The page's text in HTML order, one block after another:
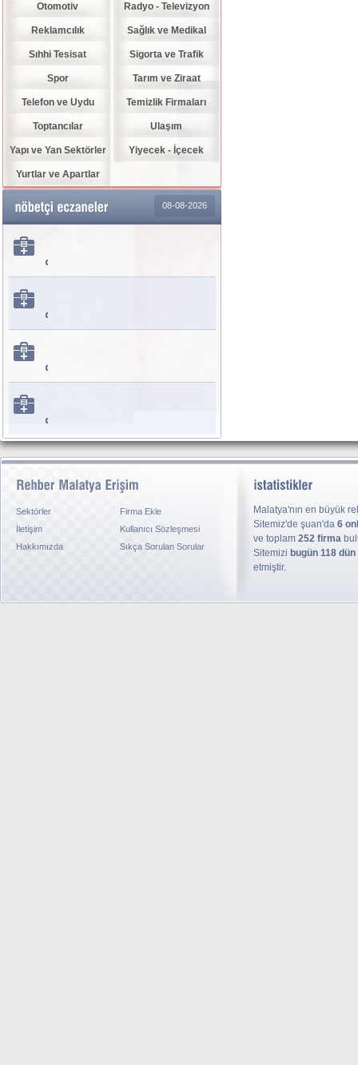
Otomotiv Radyo - Televizyon
Reklamcılık Sağlık ve Medikal
Sıhhi Tesisat Sigorta ve Trafik
Spor Tarım ve Ziraat
Telefon ve Uydu Temizlik Firmaları
Toptancılar Ulaşım
Yapı ve Yan Sektörler Yiyecek - İçecek
Yurtlar ve Apartlar
08-08-2026
Sektörler
Firma Ekle
İletişim
Kullanıcı Sözleşmesi
Hakkımızda
Sıkça Sorulan Sorular
Malatya'nın en büyük
Sitemiz'de şuan'da 6
ve toplam 252 firma
Sitemizi bugün 118
etmiştir.